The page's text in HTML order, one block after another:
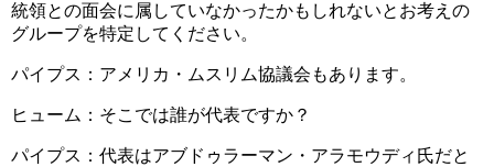
統領との面会に属していなかったかもしれないとお考えの
グループを特定してください。
パイプス：アメリカ・ムスリム協議会もあります。
ヒューム：そこでは誰が代表ですか？
パイプス：代表はアブドゥラーマン・アラモウディ氏だと